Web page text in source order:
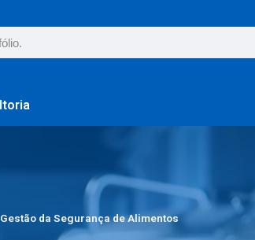
da Segurança de Alimentos